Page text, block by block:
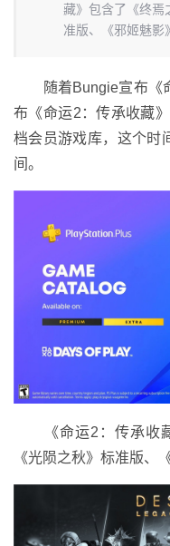
藏》包含了《终焉
准版、《邪姬魅影
随着Bungie宣布《命
布《命运2：传承收藏
档会员游戏库，这个时
间。
《命运2：传承收藏
《光陨之秋》标准版、